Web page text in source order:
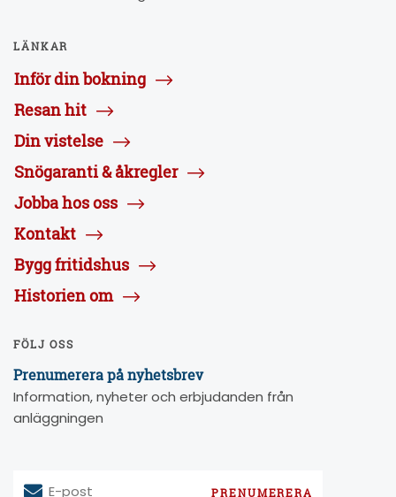
LÄNKAR
Inför din bokning
Resan hit
Din vistelse
Snögaranti & åkregler
Jobba hos oss
Kontakt
Bygg fritidshus
Historien om
FÖLJ OSS
Prenumerera på nyhetsbrev
Information, nyheter och erbjudanden från
anläggningen